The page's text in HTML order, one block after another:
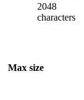
2048
characters
Max size